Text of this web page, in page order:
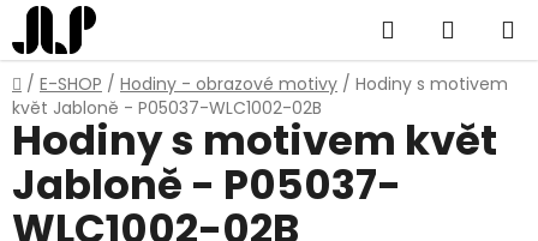
Přejít
na
obsah
Hledat
KOŠÍK
Domů
/ E-SHOP / Hodiny - obrazové motivy / Hodiny s motivem
květ Jabloně - P05037-WLC1002-02B
Hodiny s motivem květ
Jabloně - P05037-
WLC1002-02B